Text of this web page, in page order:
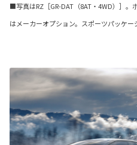
■写真はRZ［GR-DAT（8AT・4WD）］。
はメーカーオプション。スポーツパッケー